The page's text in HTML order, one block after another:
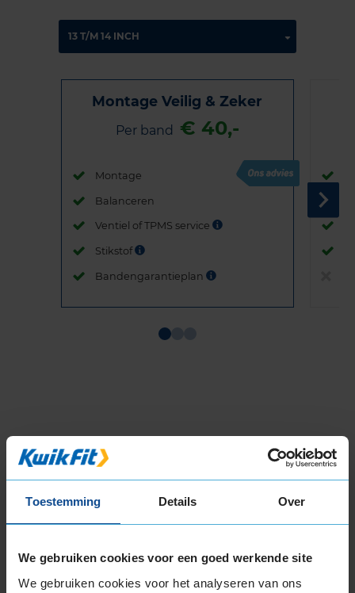
Toestemming Details Over
We gebruiken cookies voor een goed werkende site
We gebruiken cookies voor het analyseren van ons
Montage Veilig & Zeker
Per band € 40,-
Montage
Balanceren
Ventiel of TPMS service
Stikstof
Bandengarantieplan
Beschikbare bandenmaten
17-inch banden
205/50R17 93V EXTRALOAD
205/55R17 95V EXTRALOAD